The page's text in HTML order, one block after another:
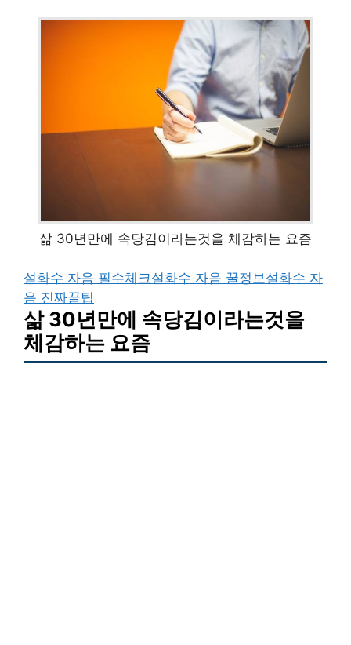
삶 30년만에 속당김이라는것을 체감하는 요즘
설화수 자음 필수체크설화수 자음 꿀정보 설화수 자
음 진짜꿀팁
삶 30년만에 속당김이라는것을
체감하는 요즘